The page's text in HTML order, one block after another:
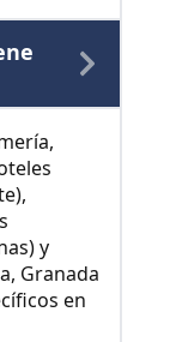
y
Granada
en